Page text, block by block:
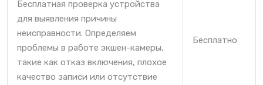
Бесплатная проверка устройства
для выявления причины
неисправности. Определяем
проблемы в работе экшен-камеры,
такие как отказ включения, плохое
качество записи или отсутствие
Бесплатно